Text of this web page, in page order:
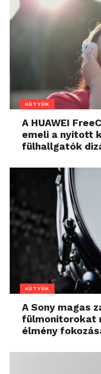
KÜTYÜK
A HUAWEI
emeli a nyitott
fülhallgatók
KÜTYÜK
A Sony magas
fülmonitorokat
élmény